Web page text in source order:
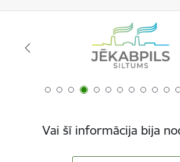
Vai šī informācija bija